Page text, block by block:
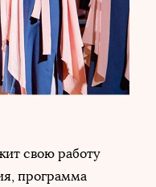
свою работу
программа